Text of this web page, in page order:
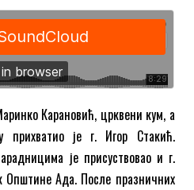
Карановић, црквени кум, а
прихватио је г. Игор Стакић.
је присуствовао и г.
Ада. После празничних